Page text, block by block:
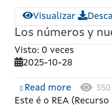
Visualizar
Los números y
Visto: 0 veces
2025-10-28
Read moreabout
Los
Este é o REA